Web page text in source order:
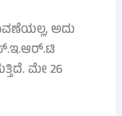
ಅದು
ಮೇ 26